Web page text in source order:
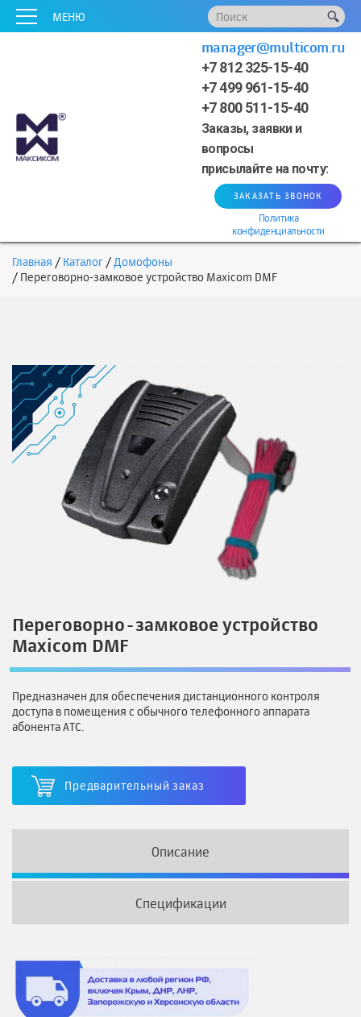
МЕНЮ
+7 812 325-15-40
+7 499 961-15-40
+7 800 511-15-40
Заказы, заявки и
вопросы
присылайте на почту:
manager@multicom.ru
ЗАКАЗАТЬ ЗВОНОК
Политика
конфиденциальности
Главная Каталог
Домофоны
Переговорно-замковое устройство Maxicom DMF
Переговорно-замковое устройство
Maxicom DMF
Предназначен для обеспечения дистанционного контроля
доступа в помещения с обычного телефонного аппарата
абонента АТС.
Предварительный заказ
Описание
Спецификации
xxxxx